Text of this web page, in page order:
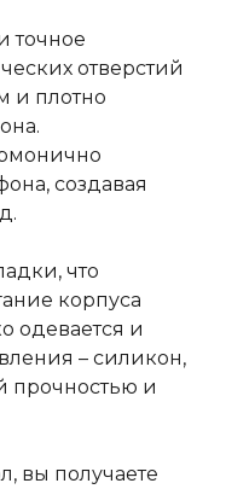
точное
отверстий
и плотно
создавая
что
корпуса
одевается и
– силикон,
прочностью и
вы получаете